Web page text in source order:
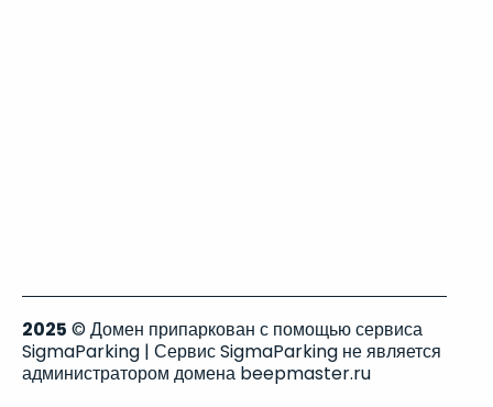
2025 © Домен припаркован с помощью сервиса
SigmaParking | Сервис SigmaParking не является
администратором домена beepmaster.ru